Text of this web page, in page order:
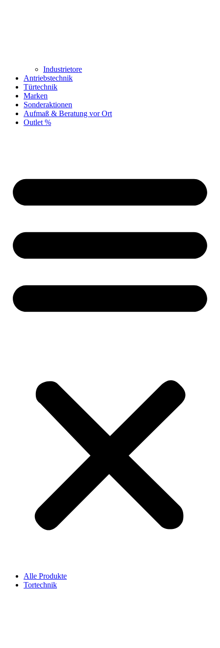
Industrietore
Antriebstechnik
Türtechnik
Marken
Sonderaktionen
Aufmaß & Beratung vor Ort
Outlet %
Alle Produkte
Tortechnik